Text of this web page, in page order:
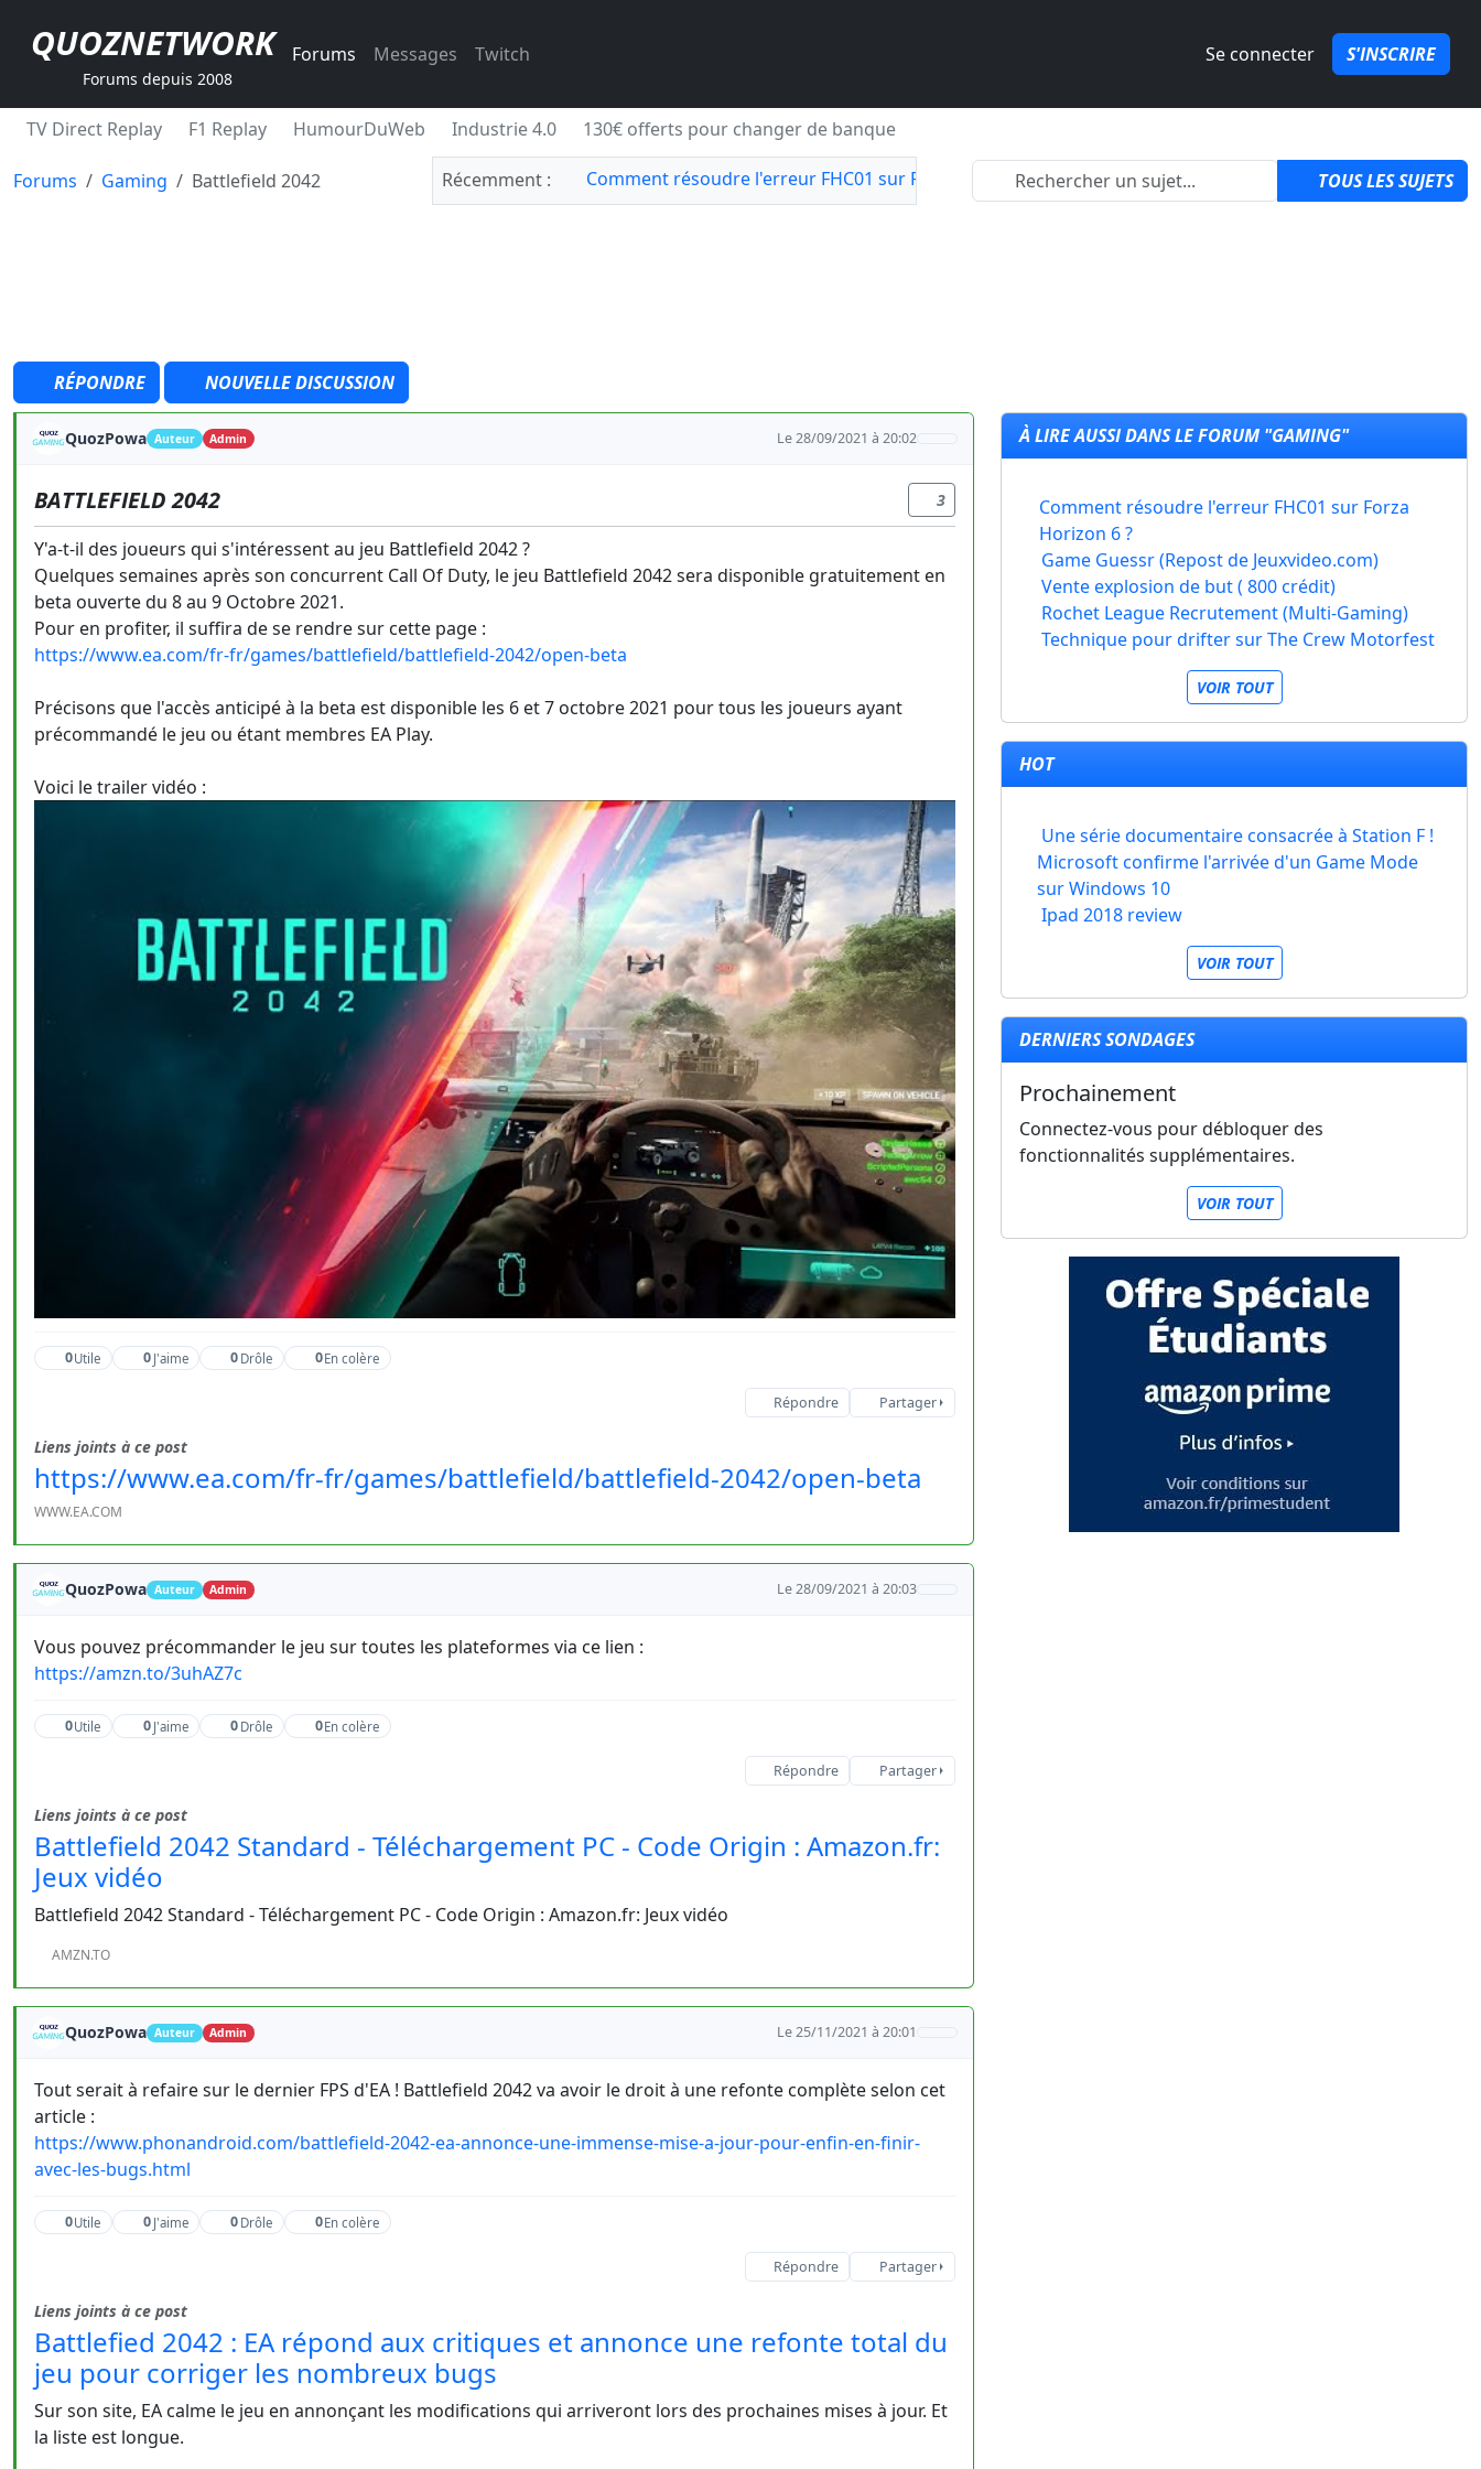
QUOZNETWORK
Forums depuis 2008
Forums Messages Twitch Se connecter S'INSCRIRE
TV Direct Replay F1 Replay HumourDuWeb Industrie 4.0 130€ offerts pour changer de banque
Forums Gaming Battlefield 2042 Récemment : Comment résoudre l'erreur FHC01 sur Forza Horizon 6 ?par QuozPowa TOUS LES SUJETS
RÉPONDRE NOUVELLE DISCUSSION
QuozPowa Auteur Admin Le 28/09/2021 à 20:02
BATTLEFIELD 2042 3
Y'a-t-il des joueurs qui s'intéressent au jeu Battlefield 2042 ?
Quelques semaines après son concurrent Call Of Duty, le jeu Battlefield 2042 sera disponible gratuitement en
beta ouverte du 8 au 9 Octobre 2021.
Pour en profiter, il suffira de se rendre sur cette page :
https://www.ea.com/fr-fr/games/battlefield/battlefield-2042/open-beta
Précisons que l'accès anticipé à la beta est disponible les 6 et 7 octobre 2021 pour tous les joueurs ayant
précommandé le jeu ou étant membres EA Play.
Voici le trailer vidéo :
0Utile 0 J'aime 0 Drôle 0En colère
Répondre Partager
Liens joints à ce post
https://www.ea.com/fr-fr/games/battlefield/battlefield-2042/open-beta
WWW.EA.COM
QuozPowa Auteur Admin Le 28/09/2021 à 20:03
Vous pouvez précommander le jeu sur toutes les plateformes via ce lien :
https://amzn.to/3uhAZ7c
0Utile 0 J'aime 0 Drôle 0En colère
Répondre Partager
Liens joints à ce post
Battlefield 2042 Standard - Téléchargement PC - Code Origin : Amazon.fr:
Jeux vidéo
Battlefield 2042 Standard - Téléchargement PC - Code Origin : Amazon.fr: Jeux vidéo
AMZN.TO
QuozPowa Auteur Admin Le 25/11/2021 à 20:01
Tout serait à refaire sur le dernier FPS d'EA ! Battlefield 2042 va avoir le droit à une refonte complète selon cet
article :
https://www.phonandroid.com/battlefield-2042-ea-annonce-une-immense-mise-a-jour-pour-enfin-en-finir-
avec-les-bugs.html
0Utile 0 J'aime 0 Drôle 0En colère
Répondre Partager
Liens joints à ce post
Battlefied 2042 : EA répond aux critiques et annonce une refonte total du
jeu pour corriger les nombreux bugs
Sur son site, EA calme le jeu en annonçant les modifications qui arriveront lors des prochaines mises à jour. Et
la liste est longue.
À LIRE AUSSI DANS LE FORUM "GAMING"
Comment résoudre l'erreur FHC01 sur Forza
Horizon 6 ?
Game Guessr (Repost de Jeuxvideo.com)
Vente explosion de but ( 800 crédit)
Rochet League Recrutement (Multi-Gaming)
Technique pour drifter sur The Crew Motorfest
VOIR TOUT
HOT
Une série documentaire consacrée à Station F !
Microsoft confirme l'arrivée d'un Game Mode
sur Windows 10
Ipad 2018 review
VOIR TOUT
DERNIERS SONDAGES
Prochainement
Connectez-vous pour débloquer des
fonctionnalités supplémentaires.
VOIR TOUT